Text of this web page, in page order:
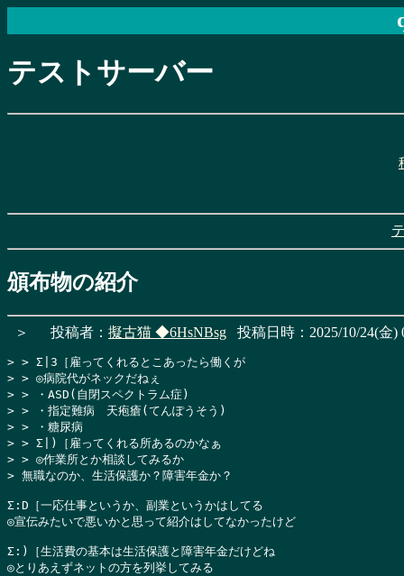
テストサーバー
頒布物の紹介
＞ 投稿者： 擬古猫 ◆6HsNBsg 投稿日時：2025/10/24(金)
> > Σ|3［雇ってくれるとこあったら働くが
> > ◎病院代がネックだねぇ
> > ・ASD(自閉スペクトラム症)
> > ・指定難病　天疱瘡(てんぽうそう)
> > ・糖尿病
> > Σ|)［雇ってくれる所あるのかなぁ
> > ◎作業所とか相談してみるか
> 無職なのか、生活保護か？障害年金か？
Σ:D［一応仕事というか、副業というかはしてる
◎宣伝みたいで悪いかと思って紹介はしてなかったけど
Σ:)［生活費の基本は生活保護と障害年金だけどね
◎とりあえずネットの方を列挙してみる